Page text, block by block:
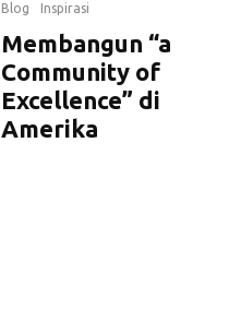
Blog Inspirasi
Membangun “a
Community of
Excellence” di
Amerika